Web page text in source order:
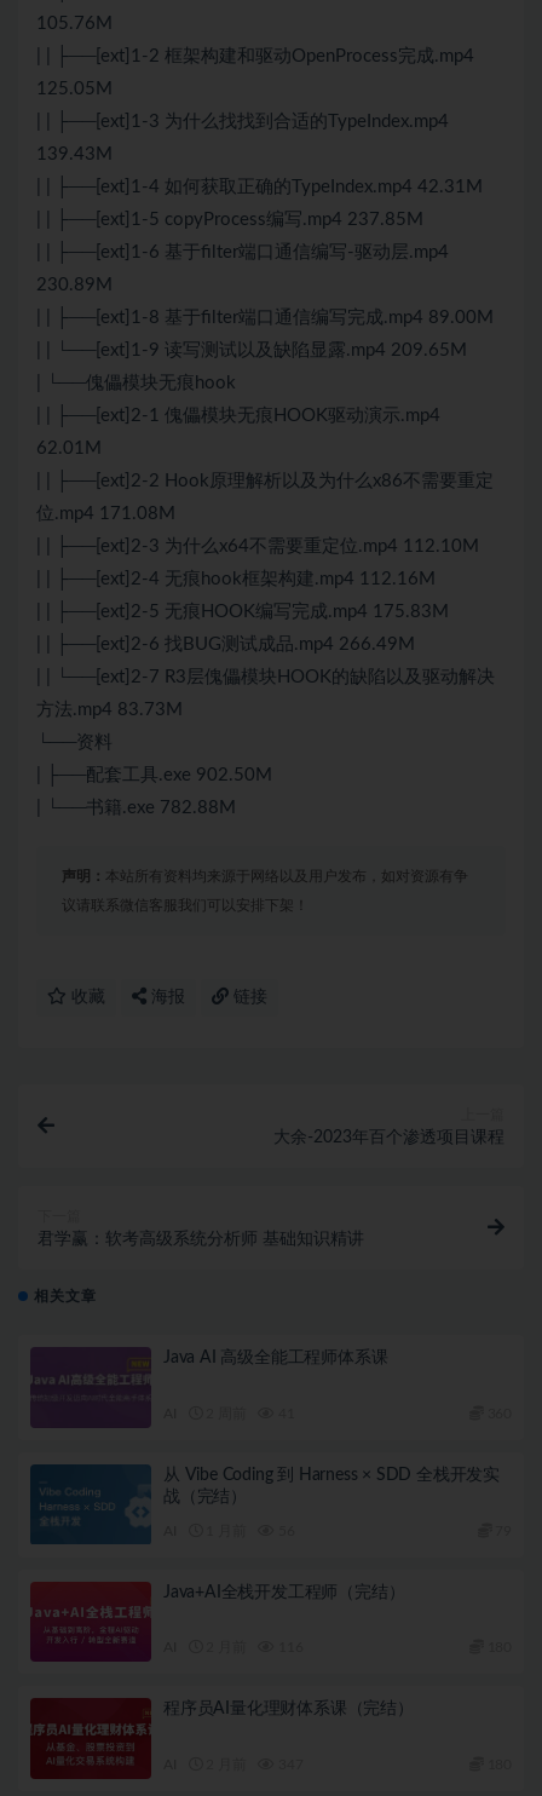
105.76M
| | ├──[ext]1-2 框架构建和驱动OpenProcess完成.mp4
125.05M
| | ├──[ext]1-3 为什么找找到合适的TypeIndex.mp4
139.43M
| | ├──[ext]1-4 如何获取正确的TypeIndex.mp4 42.31M
| | ├──[ext]1-5 copyProcess编写.mp4 237.85M
| | ├──[ext]1-6 基于filter端口通信编写-驱动层.mp4
230.89M
| | ├──[ext]1-8 基于filter端口通信编写完成.mp4 89.00M
| | └──[ext]1-9 读写测试以及缺陷显露.mp4 209.65M
| └──傀儡模块无痕hook
| | ├──[ext]2-1 傀儡模块无痕HOOK驱动演示.mp4
62.01M
| | ├──[ext]2-2 Hook原理解析以及为什么x86不需要重定
位.mp4 171.08M
| | ├──[ext]2-3 为什么x64不需要重定位.mp4 112.10M
| | ├──[ext]2-4 无痕hook框架构建.mp4 112.16M
| | ├──[ext]2-5 无痕HOOK编写完成.mp4 175.83M
| | ├──[ext]2-6 找BUG测试成品.mp4 266.49M
| | └──[ext]2-7 R3层傀儡模块HOOK的缺陷以及驱动解决
方法.mp4 83.73M
└──资料
| ├──配套工具.exe 902.50M
| └──书籍.exe 782.88M
声明： 本站所有资料均来源于网络以及用户发布，如对资源有争
议请联系微信客服我们可以安排下架！
收藏 海报 链接
大余-2023年百个渗透项目课程
君学赢：软考高级系统分析师 基础知识精讲
相关文章
Java AI 高级全能工程师体系课
从 Vibe Coding 到 Harness × SDD 全栈开发实
战（完结）
Java+AI全栈开发工程师（完结）
程序员AI量化理财体系课（完结）